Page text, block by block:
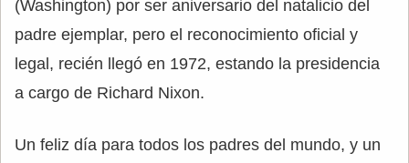
(Washington) por ser aniversario del natalicio del
padre ejemplar, pero el reconocimiento oficial y
legal, recién llegó en 1972, estando la presidencia
a cargo de Richard Nixon.
Un feliz día para todos los padres del mundo, y un